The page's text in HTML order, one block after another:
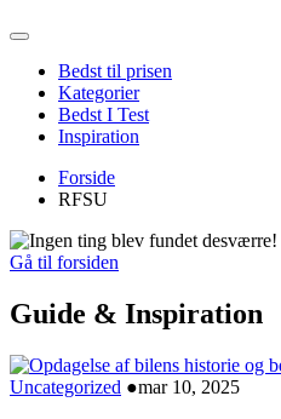
Bedst til prisen
Kategorier
Bedst I Test
Inspiration
Forside
RFSU
Gå til forsiden
Guide & Inspiration
Uncategorized ●mar 10, 2025